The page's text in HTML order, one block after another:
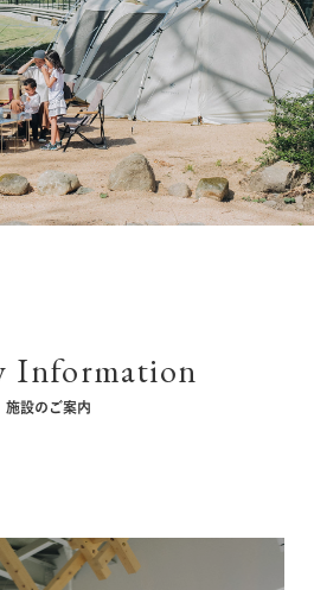
Information
施設のご案内